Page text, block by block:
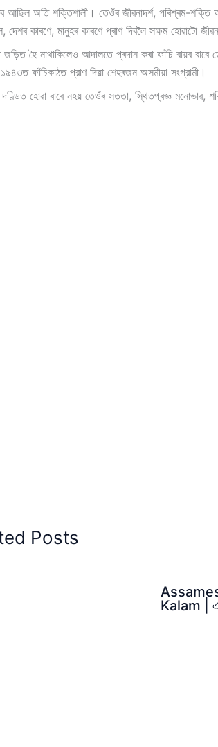
আছিল অতি শক্তিশালী। তেওঁৰ জীৱনাদৰ্শ, পৰিশ্ৰম-
কাৰণে, মানুহৰ কাৰণে প্ৰাণ দিবলৈ সক্ষম হোৱাটো
হৈ নাথাকিলেও আদালতে প্ৰদান কৰা ফাঁচি ৰায়ৰ
ফাঁচিকাঠত প্রাণ দিয়া শেহৰজন অসমীয়া সংগ্রামী।
হোৱা বাবে নহয় তেওঁৰ সততা, স্থিতপ্ৰজ্ঞ মনোভাৱ,
Posts
Kalam |